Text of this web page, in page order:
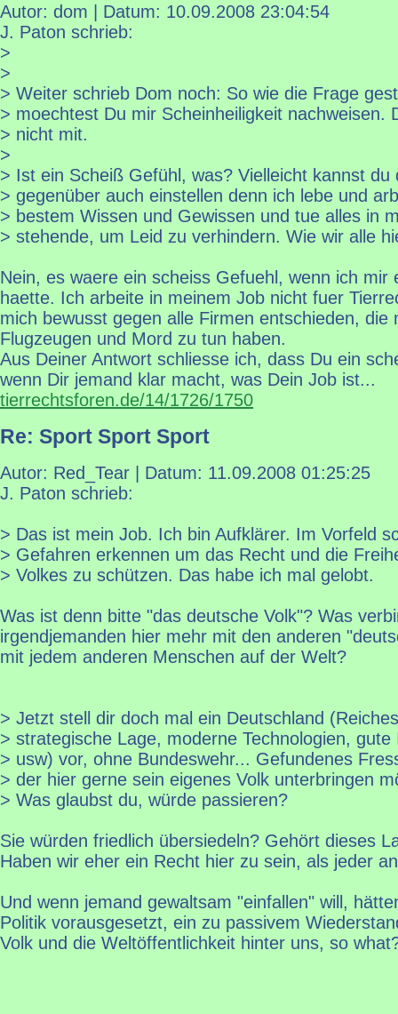
Autor: dom | Datum: 10.09.2008 23:04:54
J. Paton schrieb:
>
>
> Weiter schrieb Dom noch: So wie die Frage
> moechtest Du mir Scheinheiligkeit nachweisen.
> nicht mit.
>
> Ist ein Scheiß Gefühl, was? Vielleicht kannst du
> gegenüber auch einstellen denn ich lebe und
> bestem Wissen und Gewissen und tue alles in
> stehende, um Leid zu verhindern. Wie wir alle
Nein, es waere ein scheiss Gefuehl, wenn ich mir
haette. Ich arbeite in meinem Job nicht fuer
mich bewusst gegen alle Firmen entschieden, die
Flugzeugen und Mord zu tun haben.
Aus Deiner Antwort schliesse ich, dass Du ein
wenn Dir jemand klar macht, was Dein Job ist...
tierrechtsforen.de/14/1726/1750
Re: Sport Sport Sport
Autor: Red_Tear | Datum: 11.09.2008 01:25:25
J. Paton schrieb:
> Das ist mein Job. Ich bin Aufklärer. Im Vorfeld
> Gefahren erkennen um das Recht und die
> Volkes zu schützen. Das habe ich mal gelobt.
Was ist denn bitte "das deutsche Volk"? Was
irgendjemanden hier mehr mit den anderen
mit jedem anderen Menschen auf der Welt?
> Jetzt stell dir doch mal ein Deutschland
> strategische Lage, moderne Technologien,
> usw) vor, ohne Bundeswehr... Gefundenes
> der hier gerne sein eigenes Volk unterbringen
> Was glaubst du, würde passieren?
Sie würden friedlich übersiedeln? Gehört dieses
Haben wir eher ein Recht hier zu sein, als jeder
Und wenn jemand gewaltsam "einfallen" will,
Politik vorausgesetzt, ein zu passivem
Volk und die Weltöffentlichkeit hinter uns, so